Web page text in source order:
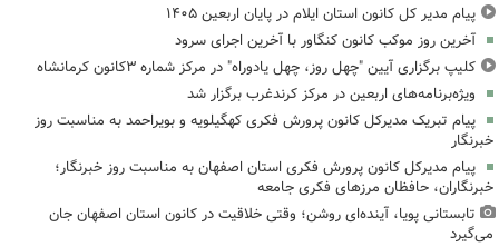
پیام مدیر کل کانون استان ایلام در پایان اربعین ۱۴۰۵
آخرین روز موکب کانون کنگاور با آخرین اجرای سرود
کلیپ برگزاری آیین "چهل روز، چهل یادوراه" در مرکز شماره ۳کانون کرمانشاه
ویژه‌برنامه‌های اربعین در مرکز کرندغرب برگزار شد
پیام تبریک مدیرکل کانون پرورش فکری کهگیلویه و بویراحمد به مناسبت روز
خبرنگار
پیام مدیرکل کانون پرورش فکری استان اصفهان به مناسبت روز خبرنگار؛
خبرنگاران، حافظان مرزهای فکری جامعه
تابستانی پویا، آینده‌ای روشن؛ وقتی خلاقیت در کانون استان اصفهان جان
می‌گیرد